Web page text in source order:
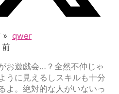
» qwer
前
お遊戯会…？全然不仲じゃ
うに見えるしスキルも十分
よ。絶対的な人がいないっ